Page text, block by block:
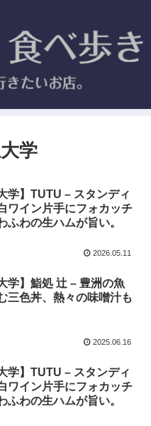
学
学】TUTU – スタンディ
ワイン片手にフォカッチ
ふわの生ハムが旨い。
2026.05.11
学】鮨処 辻 – 豊洲の魚
三色丼、熱々の味噌汁も
2025.06.16
学】TUTU – スタンディ
ワイン片手にフォカッチ
ふわの生ハムが旨い。